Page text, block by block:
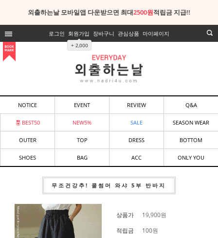
외출하는날 모바일앱 다운받으면 최대2500원적립금 지급!!
로그인 회원가입
+ 2,000
장바구니 관심상품 마이페이지
NOTICE EVENT REVIEW Q&A
BEST50 NEW5% SALE SEASON WEAR
OUTER TOP DRESS BOTTOM
SHOES BAG ACC ONLY YOU
무조건강추! 쿨썸머 와샤 5부 반바지
상품가 19,900원
적립금
100원